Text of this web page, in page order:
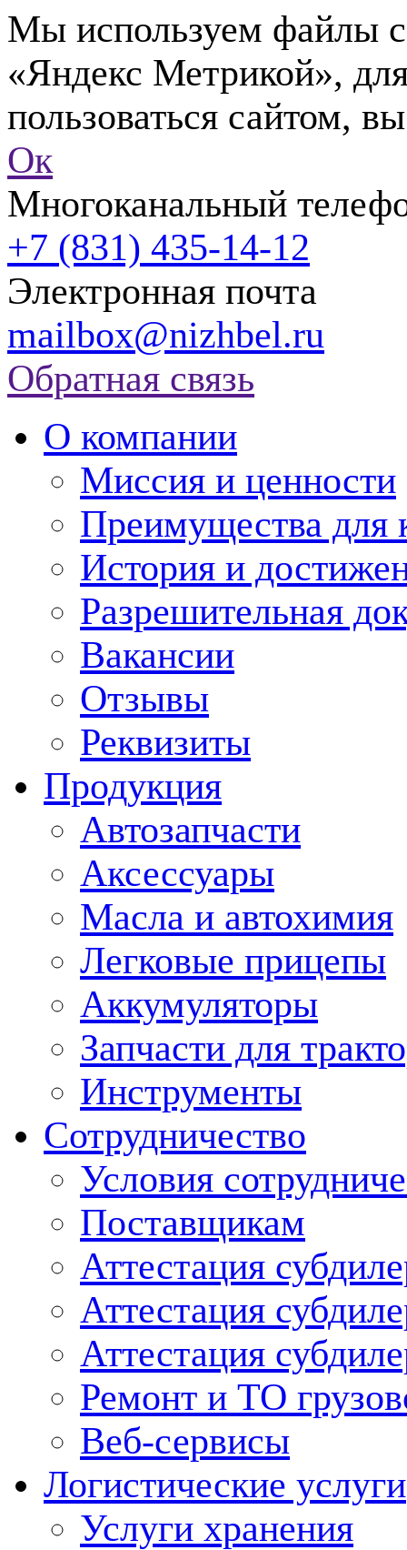
Мы используем файлы
«Яндекс Метрикой»,
пользоваться сайтом,
Ок
Многоканальный
+7 (831) 435-14-12
Электронная почта
mailbox@nizhbel.ru
Обратная связь
О компании
Миссия и ценности
Преимущества для
История и
Разрешительная
Вакансии
Отзывы
Реквизиты
Продукция
Автозапчасти
Аксессуары
Масла и автохимия
Легковые прицепы
Аккумуляторы
Запчасти для
Инструменты
Сотрудничество
Условия
Поставщикам
Аттестация
Аттестация
Аттестация
Ремонт и ТО
Веб-сервисы
Логистические услуги
Услуги хранения